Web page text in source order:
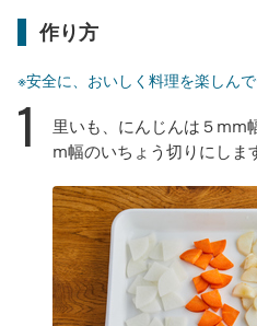
作り方
※安全に、おいしく料理を楽しん
1
里いも、にんじんは５mm
m幅のいちょう切りにしま